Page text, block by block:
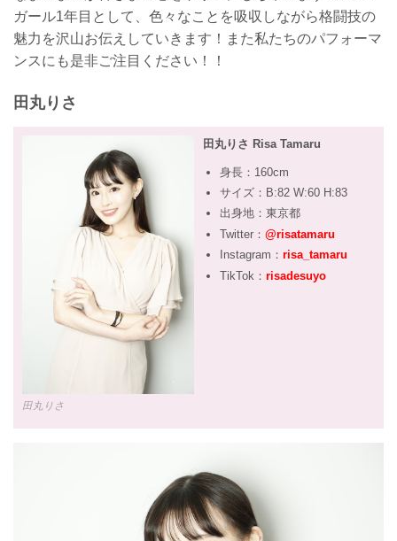
ガール1年目として、色々なことを吸収しながら格闘技の
魅力を沢山お伝えしていきます！また私たちのパフォーマ
ンスにも是非ご注目ください！！
田丸りさ
田丸りさ
田丸りさ Risa Tamaru
身長：160cm
サイズ：B:82 W:60 H:83
出身地：東京都
Twitter： @risatamaru
Instagram： risa_tamaru
TikTok： risadesuyo